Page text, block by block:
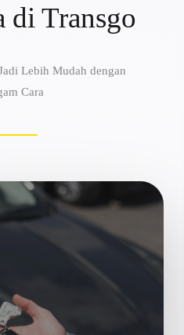
di Transgo
Lebih Mudah dengan
Cara